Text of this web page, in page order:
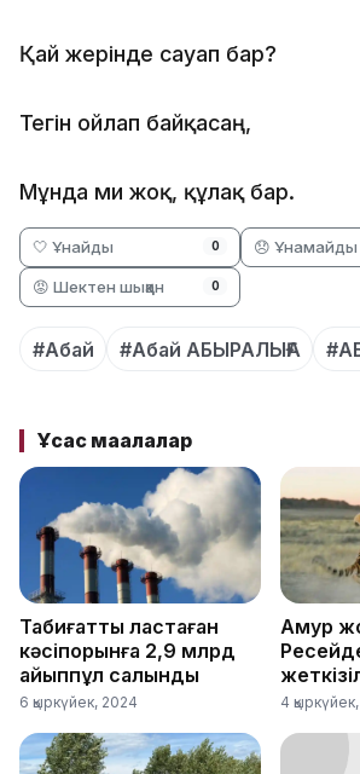
Қай жерінде сауап бар?
Тегін ойлап байқасаң,
Мұнда ми жоқ, құлақ бар.
🤍 Ұнайды 0 😞 Ұнамайды
😡 Шектен шыққан 0
#Абай #Абай АБЫРАЛЫҒА
Ұқсас мақалалар
Табиғатты ластаған
кәсіпорынға 2,9 млрд
айыппұл салынды
6 қыркүйек, 2024
Амур
4